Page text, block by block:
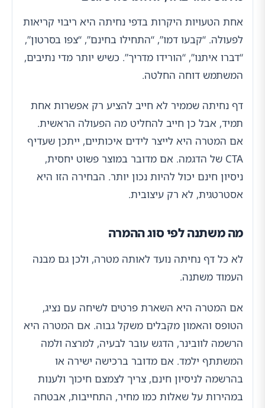
אחת הטעויות היקרות בדפי נחיתה היא ריבוי קריאות
לפעולה. “קבעו דמו”, “התחילו בחינם”, “צפו בסרטון”,
“דברו איתנו”, “הורידו מדריך”. כשיש יותר מדי נתיבים,
המשתמש דוחה החלטה.
דף נחיתה שממיר לא חייב להציע רק אפשרות אחת
תמיד, אבל כן חייב להחליט מה הפעולה הראשית.
אם המטרה היא לייצר לידים איכותיים, ייתכן שעדיף
CTA של הדגמה. אם מדובר במוצר פשוט יחסית,
ניסיון חינם יכול להיות נכון יותר. הבחירה הזו היא
אסטרטגית, לא רק עיצובית.
מה משתנה לפי סוג ההמרה
לא כל דף נחיתה נועד לאותה מטרה, ולכן גם מבנה
העמוד משתנה.
אם המטרה היא השארת פרטים לשיחה עם נציג,
הטופס והאמון מקבלים משקל גבוה. אם המטרה היא
הרשמה לוובינר, הדגש עובר לבעיה, למרצה ולמה
המשתתף ילמד. אם מדובר ברכישה ישירה או
בהרשמה לניסיון חינם, צריך לצמצם חיכוך ולענות
במהירות על שאלות כמו מחיר, התחייבות, אבטחה